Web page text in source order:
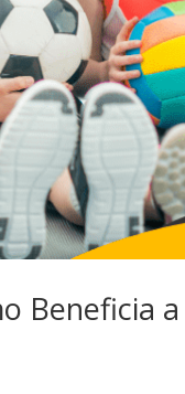
Beneficia